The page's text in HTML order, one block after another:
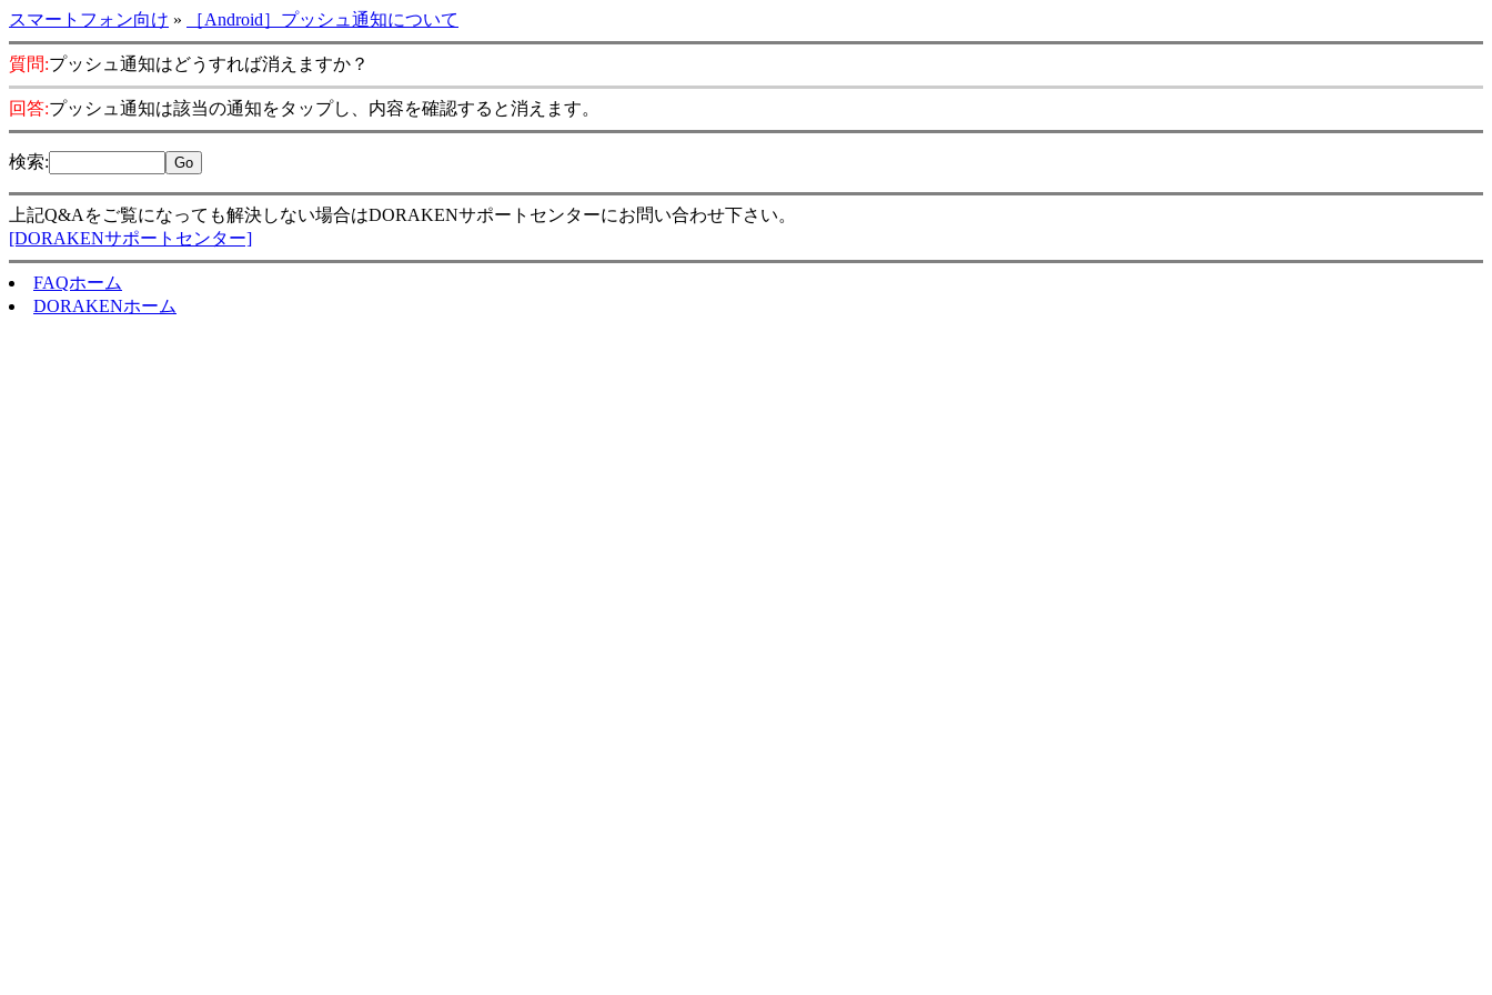
スマートフォン向け » ［Android］プッシュ通知について
質問:プッシュ通知はどうすれば消えますか？
回答:プッシュ通知は該当の通知をタップし、内容を確認すると消えます。
検索:
上記Q&Aをご覧になっても解決しない場合はDORAKENサポートセンターにお問い合わせ下さい。
[DORAKENサポートセンター]
FAQホーム
DORAKENホーム